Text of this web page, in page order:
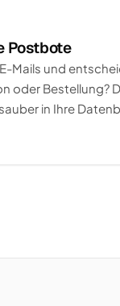
Postbote
Mails und
oder Bestellung?
in Ihre